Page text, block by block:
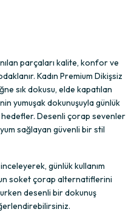
parçaları kalite, konfor ve
Kadın Premium Dikişsiz
sık dokusu, elde kapatılan
yumuşak dokunuşuyla günlük
hedefler. Desenli çorap sevenler
sağlayan güvenli bir stil
günlük kullanım
soket çorap alternatiflerini
desenli bir dokunuş